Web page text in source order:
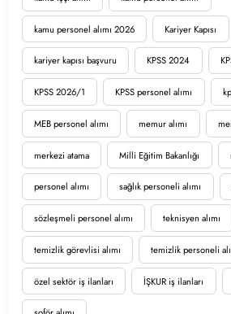
kamu personel alımı 2026 Kariyer Kapısı
kariyer kapısı başvuru KPSS 2024
KPSS 2026/1 KPSS personel alımı
MEB personel alımı memur alımı
merkezi atama Milli Eğitim Bakanlığı
personel alımı sağlık personeli alımı
sözleşmeli personel alımı teknisyen alımı
temizlik görevlisi alımı temizlik personeli
özel sektör iş ilanları İŞKUR iş ilanları